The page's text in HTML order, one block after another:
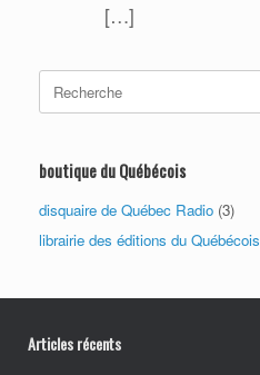
[…]
Search
for:
boutique du Québécois
disquaire de Québec Radio (3)
librairie des éditions du Québécois
Articles récents